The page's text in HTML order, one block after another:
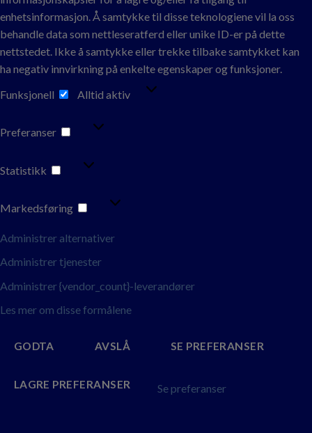
enhetsinformasjon. Å samtykke til disse teknologiene vil la oss
behandle data som nettleseratferd eller unike ID-er på dette
nettstedet. Ikke å samtykke eller trekke tilbake samtykket kan
ha negativ innvirkning på enkelte egenskaper og funksjoner.
Funksjonell
FUNKSJONELL
Alltid aktiv
Preferanser
PREFERANSER
Statistikk
STATISTIKK
Markedsføring
MARKEDSFØRING
Administrer alternativer
Administrer tjenester
Administrer {vendor_count}-leverandører
Les mer om disse formålene
GODTA AVSLÅ SE PREFERANSER
LAGRE PREFERANSER Se preferanser